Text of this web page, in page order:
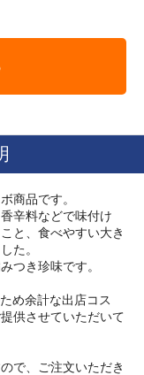
商品です。
辛料などで味付け
と、食べやすい大き
た。
つき珍味です。
め余計な出店コス
供させていただいて
で、ご注文いただき